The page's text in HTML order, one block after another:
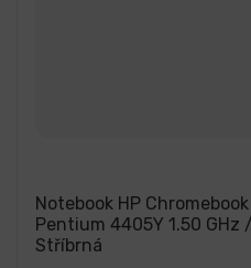
Notebook HP
Pentium 4405Y 1.50 GHz
Stříbrná
produktu
je
5,0
z